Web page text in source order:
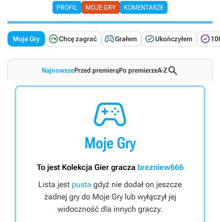
PROFIL MOJE GRY KOMENTARZE
Moje Gry Chcę zagrać Grałem Ukończyłem 
NajnowszePrzed premierąPo premierzeA-Z

Moje Gry
To jest Kolekcja Gier gracza brezniew666
Lista jest pusta gdyż nie dodał on jeszcze
żadnej gry do Moje Gry lub wyłączył jej
widoczność dla innych graczy.